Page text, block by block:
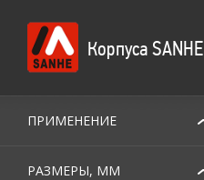
Корпуса SANHE
ПРИМЕНЕНИЕ
РАЗМЕРЫ, ММ